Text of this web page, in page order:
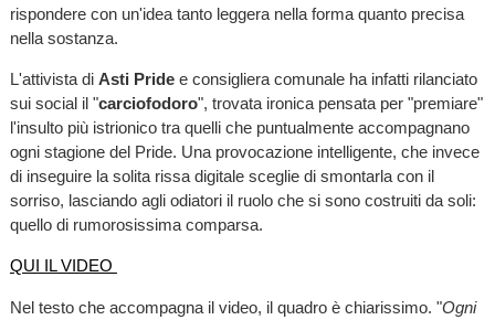
rispondere con un'idea tanto leggera nella forma quanto precisa
nella sostanza.
L'attivista di Asti Pridee consigliera comunale ha infatti rilanciato
sui social il "carciofodoro", trovata ironica pensata per "premiare"
l'insulto più istrionico tra quelli che puntualmente accompagnano
ogni stagione del Pride. Una provocazione intelligente, che invece
di inseguire la solita rissa digitale sceglie di smontarla con il
sorriso, lasciando agli odiatori il ruolo che si sono costruiti da soli:
quello di rumorosissima comparsa.
QUI IL VIDEO
Nel testo che accompagna il video, il quadro è chiarissimo. "Ogni